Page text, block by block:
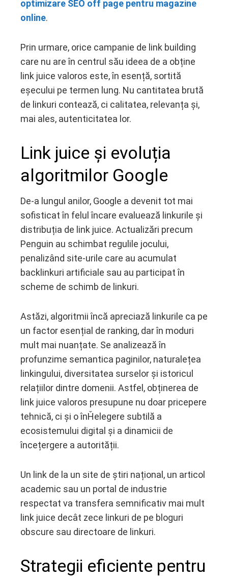
optimizare SEO off page pentru magazine
online.
Prin urmare, orice campanie de link building
care nu are în centrul său ideea de a obține
link juice valoros este, în esență, sortită
eșecului pe termen lung. Nu cantitatea brută
de linkuri contează, ci calitatea, relevanța și,
mai ales, autenticitatea lor.
Link juice și evoluția
algoritmilor Google
De-a lungul anilor, Google a devenit tot mai
sofisticat în felul încare evaluează linkurile și
distribuția de link juice. Actualizări precum
Penguin au schimbat regulile jocului,
penalizând site-urile care au acumulat
backlinkuri artificiale sau au participat în
scheme de schimb de linkuri.
Astăzi, algoritmii încă apreciază linkurile ca pe
un factor esențial de ranking, dar în moduri
mult mai nuanțate. Se analizează în
profunzime semantica paginilor, naturalețea
linkingului, diversitatea surselor și istoricul
relațiilor dintre domenii. Astfel, obținerea de
link juice valoros presupune nu doar pricepere
tehnică, ci și o înȞelegere subtilă a
ecosistemului digital și a dinamicii de
încețergere a autorității.
Un link de la un site de știri național, un articol
academic sau un portal de industrie
respectat va transfera semnificativ mai mult
link juice decât zece linkuri de pe bloguri
obscure sau directoare de linkuri.
Strategii eficiente pentru